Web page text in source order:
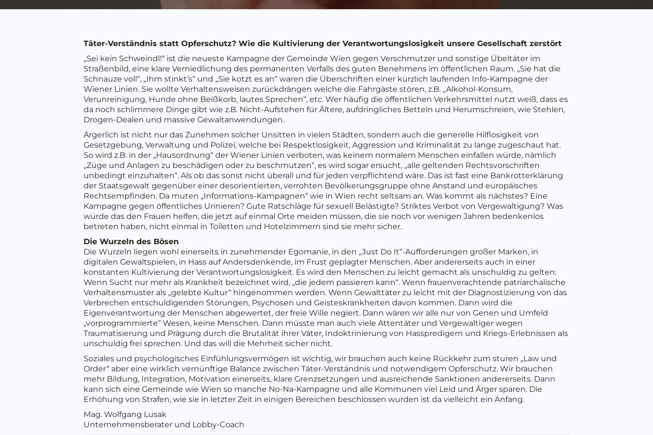
Täter-Verständnis statt Opferschutz? Wie die Kultivierung der Verantwortungslosigkeit unsere Gesellschaft zerstört
„Sei kein Schweindl!“ ist die neueste Kampagne der Gemeinde Wien gegen Verschmutzer und sonstige Übeltäter im
Straßenbild, eine klare Verniedlichung des permanenten Verfalls des guten Benehmens im öffentlichen Raum. „Sie hat die
Schnauze voll“, „Ihm stinkt’s“ und „Sie kotzt es an“ waren die Überschriften einer kürzlich laufenden Info-Kampagne der
Wiener Linien. Sie wollte Verhaltensweisen zurückdrängen welche die Fahrgäste stören, z.B. „Alkohol-Konsum,
Verunreinigung, Hunde ohne Beißkorb, lautes Sprechen“, etc. Wer häufig die öffentlichen Verkehrsmittel nutzt weiß, dass es
da noch schlimmere Dinge gibt wie z.B. Nicht-Aufstehen für Ältere, aufdringliches Betteln und Herumschreien, wie Stehlen,
Drogen-Dealen und massive Gewaltanwendungen.
Ärgerlich ist nicht nur das Zunehmen solcher Unsitten in vielen Städten, sondern auch die generelle Hilflosigkeit von
Gesetzgebung, Verwaltung und Polizei, welche bei Respektlosigkeit, Aggression und Kriminalität zu lange zugeschaut hat.
So wird z.B. in der „Hausordnung“ der Wiener Linien verboten, was keinem normalem Menschen einfallen würde, nämlich
„Züge und Anlagen zu beschädigen oder zu beschmutzen“, es wird sogar ersucht, „alle geltenden Rechtsvorschriften
unbedingt einzuhalten“. Als ob das sonst nicht überall und für jeden verpflichtend wäre. Das ist fast eine Bankrotterklärung
der Staatsgewalt gegenüber einer desorientierten, verrohten Bevölkerungsgruppe ohne Anstand und europäisches
Rechtsempfinden. Da muten „Informations-Kampagnen“ wie in Wien recht seltsam an. Was kommt als nächstes? Eine
Kampagne gegen öffentliches Urinieren? Gute Ratschläge für sexuell Belästigte? Striktes Verbot von Vergewaltigung? Was
würde das den Frauen helfen, die jetzt auf einmal Orte meiden müssen, die sie noch vor wenigen Jahren bedenkenlos
betreten haben, nicht einmal in Toiletten und Hotelzimmern sind sie mehr sicher.
Die Wurzeln des Bösen
Die Wurzeln liegen wohl einerseits in zunehmender Egomanie, in den „Just Do It“-Aufforderungen großer Marken, in
digitalen Gewaltspielen, in Hass auf Andersdenkende, im Frust geplagter Menschen. Aber andererseits auch in einer
konstanten Kultivierung der Verantwortungslosigkeit. Es wird den Menschen zu leicht gemacht als unschuldig zu gelten:
Wenn Sucht nur mehr als Krankheit bezeichnet wird, „die jedem passieren kann“. Wenn frauenverachtende patriarchalische
Verhaltensmuster als „gelebte Kultur“ hingenommen werden. Wenn Gewalttäter zu leicht mit der Diagnostizierung von das
Verbrechen entschuldigenden Störungen, Psychosen und Geisteskrankheiten davon kommen. Dann wird die
Eigenverantwortung der Menschen abgewertet, der freie Wille negiert. Dann wären wir alle nur von Genen und Umfeld
„vorprogrammierte“ Wesen, keine Menschen. Dann müsste man auch viele Attentäter und Vergewaltiger wegen
Traumatisierung und Prägung durch die Brutalität ihrer Väter, Indoktrinierung von Hasspredigern und Kriegs-Erlebnissen als
unschuldig frei sprechen. Und das will die Mehrheit sicher nicht.
Soziales und psychologisches Einfühlungsvermögen ist wichtig, wir brauchen auch keine Rückkehr zum sturen „Law und
Order“ aber eine wirklich vernünftige Balance zwischen Täter-Verständnis und notwendigem Opferschutz. Wir brauchen
mehr Bildung, Integration, Motivation einerseits, klare Grenzsetzungen und ausreichende Sanktionen andererseits. Dann
kann sich eine Gemeinde wie Wien so manche No-Na-Kampagne und alle Kommunen viel Leid und Ärger sparen. Die
Erhöhung von Strafen, wie sie in letzter Zeit in einigen Bereichen beschlossen wurden ist da vielleicht ein Anfang.
Mag. Wolfgang Lusak
Unternehmensberater und Lobby-Coach